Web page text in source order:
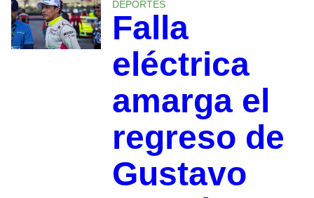
DEPORTES
Falla
eléctrica
amarga el
regreso de
Gustavo